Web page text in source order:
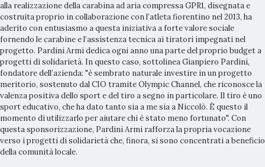
alla realizzazione della carabina ad aria compressa GPR1, disegnata e
costruita proprio in collaborazione con l’atleta fiorentino nel 2013, ha
aderito con entusiasmo a questa iniziativa a forte valore sociale
fornendo le carabine e l’assistenza tecnica ai tiratori impegnati nel
progetto. Pardini Armi dedica ogni anno una parte del proprio budget a
progetti di solidarietà. In questo caso, sottolinea Gianpiero Pardini,
fondatore dell’azienda: "è sembrato naturale investire in un progetto
meritorio, sostenuto dal CIO tramite Olympic Channel, che riconosce la
valenza positiva dello sport e del tiro a segno in particolare. Il tiro è uno
sport educativo, che ha dato tanto sia a me sia a Niccolò. È questo il
momento di utilizzarlo per aiutare chi è stato meno fortunato". Con
questa sponsorizzazione, Pardini Armi rafforza la propria vocazione
verso i progetti di solidarietà che, finora, si sono concentrati a beneficio
della comunità locale.